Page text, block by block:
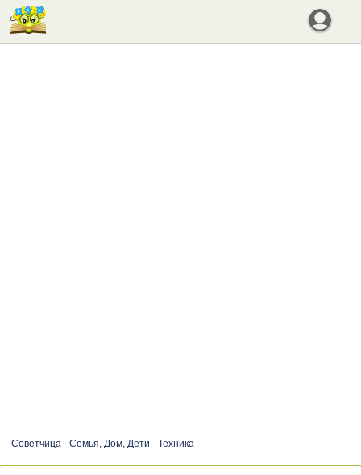
Советчица- Семья, Дом, Дети - Техника